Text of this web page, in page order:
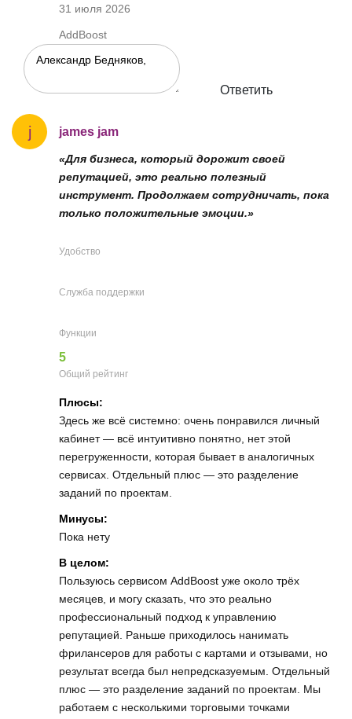
31 июля 2026
AddBoost
Ответить
j james jam
«Для бизнеса, который дорожит своей
репутацией, это реально полезный
инструмент. Продолжаем сотрудничать, пока
только положительные эмоции.»
Удобство
Служба поддержки
Функции
5
Общий рейтинг
Плюсы:
Здесь же всё системно: очень понравился личный
кабинет — всё интуитивно понятно, нет этой
перегруженности, которая бывает в аналогичных
сервисах. Отдельный плюс — это разделение
заданий по проектам.
Минусы:
Пока нету
В целом:
Пользуюсь сервисом AddBoost уже около трёх
месяцев, и могу сказать, что это реально
профессиональный подход к управлению
репутацией. Раньше приходилось нанимать
фрилансеров для работы с картами и отзывами, но
результат всегда был непредсказуемым. Отдельный
плюс — это разделение заданий по проектам. Мы
работаем с несколькими торговыми точками